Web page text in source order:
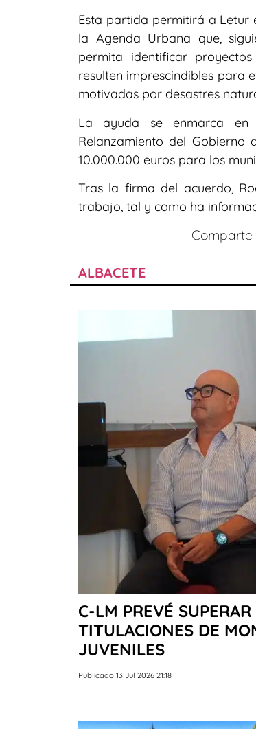
Esta partida permitirá a Letur
la Agenda Urbana que,
permita identificar
resulten imprescindibles para
motivadas por desastres
La ayuda se enmarca en
Relanzamiento del Gobierno
10.000.000 euros para los
Tras la firma del acuerdo,
trabajo, tal y como ha
ALBACETE
C-LM PREVÉ
TITULACIONES DE
JUVENILES
Publicado 13 Jul 2026 21:18